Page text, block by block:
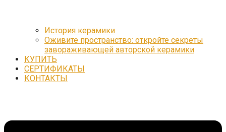
История керамики
Оживите пространство: откройте секреты
завораживающей авторской керамики
КУПИТЬ
СЕРТИФИКАТЫ
КОНТАКТЫ